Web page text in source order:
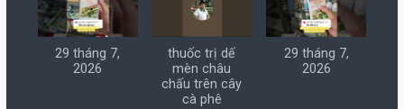
29 tháng 7,
2026
thuốc trị dế
mèn châu
chấu trên cây
cà phê
29 tháng 7,
2026